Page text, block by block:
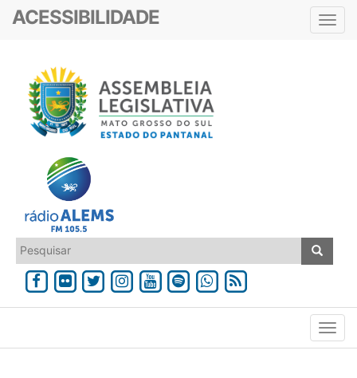
ACESSIBILIDADE